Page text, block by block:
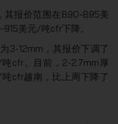
其报价范围在890-895美
美元/吨cfr下降。
3-12mm，其报价下调了
cfr。目前，2-2.7mm厚
cfr越南，比上周下降了